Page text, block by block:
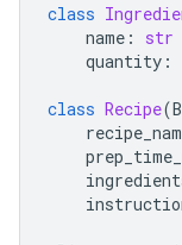
class
name : str
quantity :
class Recipe(